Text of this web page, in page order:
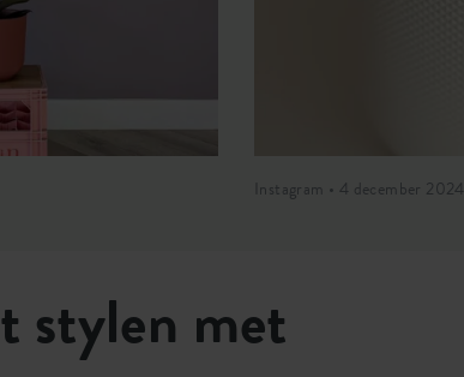
Instagram • 4 december 2024
stylen met